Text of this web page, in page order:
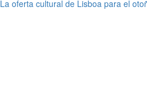
La oferta cultural de Lisboa para el